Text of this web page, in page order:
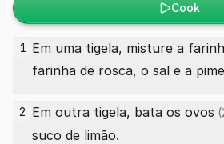
Cook
1 Em uma tigela, misture a
farinha de rosca, o sal e a
2 Em outra tigela, bata os ovos
suco de limão.